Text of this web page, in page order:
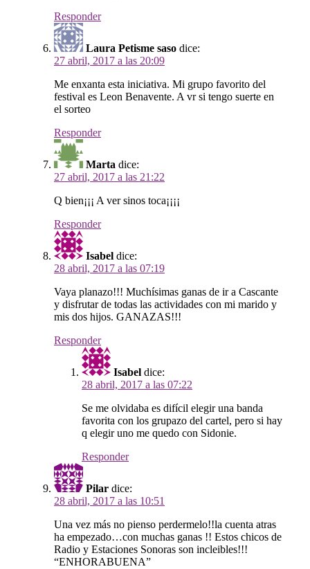
Responder
Laura Petisme saso dice:
27 abril, 2017 a las 20:09
Me enxanta esta iniciativa. Mi grupo favorito del
festival es Leon Benavente. A vr si tengo suerte en
el sorteo
Responder
Marta dice:
27 abril, 2017 a las 21:22
Q bien¡¡¡ A ver sinos toca¡¡¡¡
Responder
Isabel dice:
28 abril, 2017 a las 07:19
Vaya planazo!!! Muchísimas ganas de ir a Cascante
y disfrutar de todas las actividades con mi marido y
mis dos hijos. GANAZAS!!!
Responder
Isabel dice:
28 abril, 2017 a las 07:22
Se me olvidaba es difícil elegir una banda
favorita con los grupazo del cartel, pero si hay
q elegir uno me quedo con Sidonie.
Responder
Pilar dice:
28 abril, 2017 a las 10:51
Una vez más no pienso perdermelo!!la cuenta atras
ha empezado…con muchas ganas !! Estos chicos de
Radio y Estaciones Sonoras son incleibles!!!
“ENHORABUENA”